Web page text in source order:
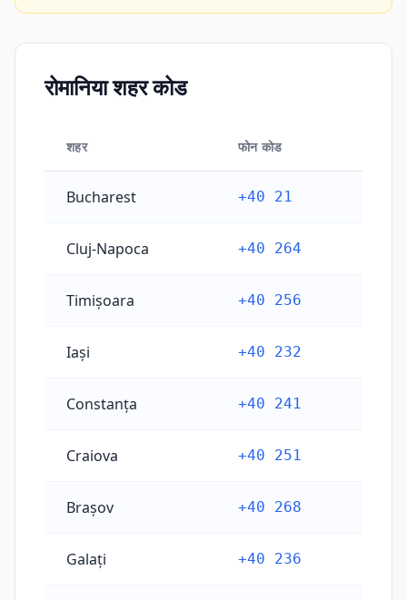
रोमानिया शहर कोड
शहर फोन कोड
Bucharest +40 21
Cluj-Napoca +40 264
Timișoara +40 256
Iași +40 232
Constanța +40 241
Craiova +40 251
Brașov +40 268
Galați +40 236